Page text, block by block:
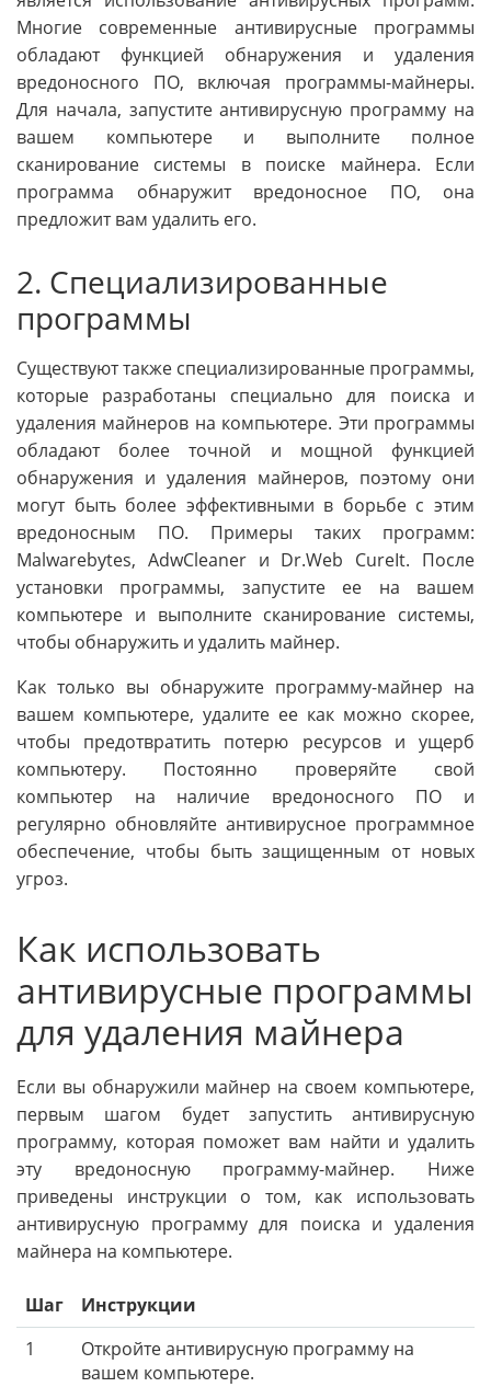
Многие современные антивирусные программы
обладают функцией обнаружения и удаления
вредоносного ПО, включая программы-майнеры.
Для начала, запустите антивирусную программу на
вашем компьютере и выполните полное
сканирование системы в поиске майнера. Если
программа обнаружит вредоносное ПО, она
предложит вам удалить его.
2. Специализированные
программы
Существуют также специализированные программы,
которые разработаны специально для поиска и
удаления майнеров на компьютере. Эти программы
обладают более точной и мощной функцией
обнаружения и удаления майнеров, поэтому они
могут быть более эффективными в борьбе с этим
вредоносным ПО. Примеры таких программ:
Malwarebytes, AdwCleaner и Dr.Web CureIt. После
установки программы, запустите ее на вашем
компьютере и выполните сканирование системы,
чтобы обнаружить и удалить майнер.
Как только вы обнаружите программу-майнер на
вашем компьютере, удалите ее как можно скорее,
чтобы предотвратить потерю ресурсов и ущерб
компьютеру. Постоянно проверяйте свой
компьютер на наличие вредоносного ПО и
регулярно обновляйте антивирусное программное
обеспечение, чтобы быть защищенным от новых
угроз.
Как использовать
антивирусные программы
для удаления майнера
Если вы обнаружили майнер на своем компьютере,
первым шагом будет запустить антивирусную
программу, которая поможет вам найти и удалить
эту вредоносную программу-майнер. Ниже
приведены инструкции о том, как использовать
антивирусную программу для поиска и удаления
майнера на компьютере.
Шаг
Инструкции
1
Откройте антивирусную программу на
вашем компьютере.